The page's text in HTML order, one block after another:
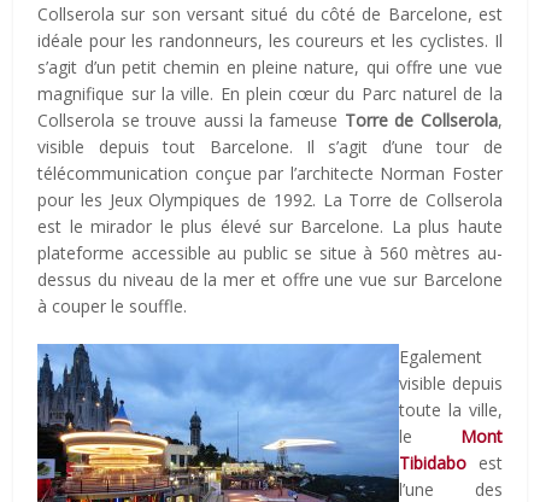
Collserola sur son versant situé du côté de Barcelone, est
idéale pour les randonneurs, les coureurs et les cyclistes. Il
s’agit d’un petit chemin en pleine nature, qui offre une vue
magnifique sur la ville. En plein cœur du Parc naturel de la
Collserola se trouve aussi la fameuse Torre de Collserola,
visible depuis tout Barcelone. Il s’agit d’une tour de
télécommunication conçue par l’architecte Norman Foster
pour les Jeux Olympiques de 1992. La Torre de Collserola
est le mirador le plus élevé sur Barcelone. La plus haute
plateforme accessible au public se situe à 560 mètres au-
dessus du niveau de la mer et offre une vue sur Barcelone
à couper le souffle.
Egalement
visible depuis
toute la ville,
le Mont
Tibidabo est
l’une des